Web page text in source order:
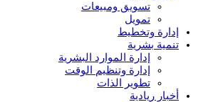
تسويق ومبيعات
تمويل
إدارة وتخطيط
تنمية بشرية
إدارة الموارد البشرية
إدارة وتنظيم الوقت
تطوير الذات
أخبار ريادية